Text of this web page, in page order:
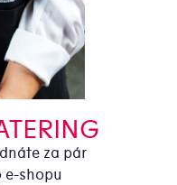
za pár
e-shopu